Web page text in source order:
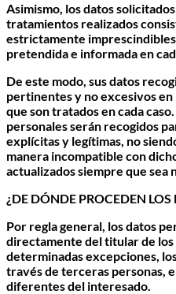
Asimismo, los datos
tratamientos realizados
estrictamente
pretendida e informada en
De este modo, sus datos
pertinentes y no excesivos
que son tratados en cada
personales serán recogidos
explícitas y legítimas, no
manera incompatible con
actualizados siempre que sea
¿DE DÓNDE PROCEDEN LOS
Por regla general, los datos
directamente del titular de los
determinadas excepciones,
través de terceras personas,
diferentes del interesado.